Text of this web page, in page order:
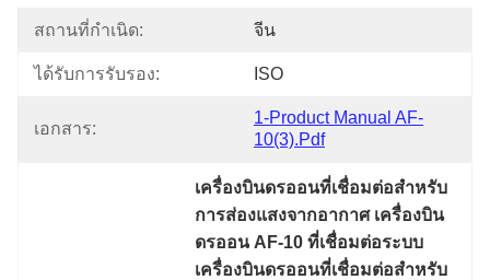
สถานที่กำเนิด: จีน
ได้รับการรับรอง: ISO
เอกสาร:
1-Product Manual AF-
10(3).pdf
เครื่องบินดรออนที่เชื่อมต่อสําหรับ
การส่องแสงจากอากาศ เครื่องบิน
ดรออน AF-10 ที่เชื่อมต่อระบบ
เครื่องบินดรออนที่เชื่อมต่อสําหรับ